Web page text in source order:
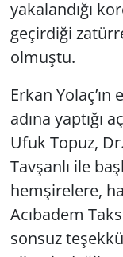
yakalandığı
geçirdiği
olmuştu.
Erkan
adına yaptığı
Ufuk Topuz,
Tavşanlı ile
hemşirelere,
Acıbadem
sonsuz